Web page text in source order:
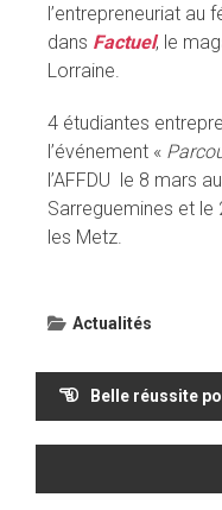
l’entrepreneuriat au
dans Factuel, le
Lorraine.
4 étudiantes
l’événement «
l’AFFDU le 8 mars
Sarreguemines et le
les Metz.
Actualités
Navigation
l’article
Belle réussite